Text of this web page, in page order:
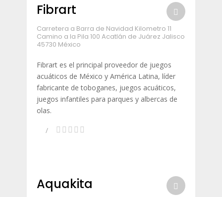
Fibrart
Carretera a Barra de Navidad Kilometro 11
Camino a la Pila 100 Acatlán de Juárez Jalisco
45730 México
Fibrart es el principal proveedor de juegos
acuáticos de México y América Latina, líder
fabricante de toboganes, juegos acuáticos,
juegos infantiles para parques y albercas de
olas.
Aquakita